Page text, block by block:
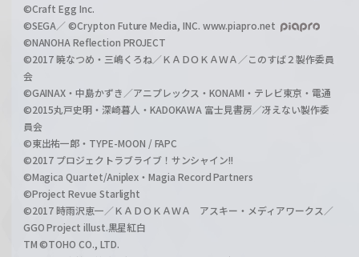
©Craft Egg Inc.
©SEGA／ ©Crypton Future Media, INC. www.piapro.net
©NANOHA Reflection PROJECT
©2017 暁なつめ・三嶋くろね／ＫＡＤＯＫＡＷＡ／このすば２製作委員
会
©GAINAX・中島かずき／アニプレックス・KONAMI・テレビ東京・電通
©2015丸戸史明・深崎暮人・KADOKAWA 富士見書房／冴えない製作委
員会
©東出祐一郎・TYPE-MOON / FAPC
©2017 プロジェクトラブライブ！サンシャイン!!
©Magica Quartet/Aniplex・Magia Record Partners
©Project Revue Starlight
©2017 時雨沢恵一／ＫＡＤＯＫＡＷＡ アスキー・メディアワークス／
GGO Project illust.黒星紅白
TM ©TOHO CO., LTD.